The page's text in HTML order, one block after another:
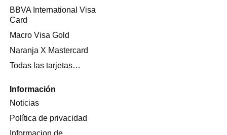
BBVA International Visa
Card
Macro Visa Gold
Naranja X Mastercard
Todas las tarjetas…
Información
Noticias
Política de privacidad